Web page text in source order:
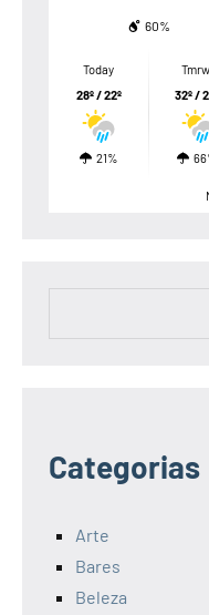
60%
Today
28º / 22º
21%
Tmrw.
32º /
Categorias
Arte
Bares
Beleza